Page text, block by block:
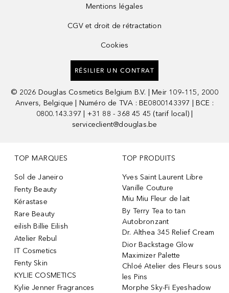
Mentions légales
CGV et droit de rétractation
Cookies
RÉSILIER UN CONTRAT
© 2026 Douglas Cosmetics Belgium B.V. | Meir 109–115, 2000
Anvers, Belgique | Numéro de TVA : BE0800143397 | BCE :
0800.143.397 | +31 88 - 368 45 45 (tarif local) |
serviceclient@douglas.be
TOP MARQUES
Sol de Janeiro
Fenty Beauty
Kérastase
Rare Beauty
eilish Billie Eilish
Atelier Rebul
IT Cosmetics
Fenty Skin
KYLIE COSMETICS
Kylie Jenner Fragrances
TOP PRODUITS
Yves Saint Laurent Libre
Vanille Couture
Miu Miu Fleur de lait
By Terry Tea to tan
Autobronzant
Dr. Althea 345 Relief Cream
Dior Backstage Glow
Maximizer Palette
Chloé Atelier des Fleurs sous
les Pins
Morphe Sky-Fi Eyeshadow